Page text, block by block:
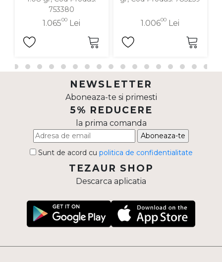
753380
1.06500 Lei 1.00600 Lei
NEWSLETTER
Aboneaza-te si primesti
5% REDUCERE
la prima comanda
Aboneaza-te
Sunt de acord cu politica de confidentialitate
TEZAUR SHOP
Descarca aplicatia